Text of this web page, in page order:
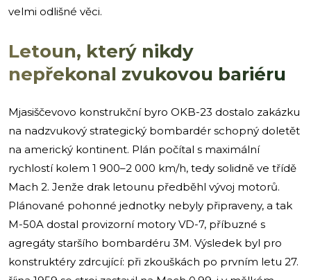
velmi odlišné věci.
Letoun, který nikdy
nepřekonal zvukovou bariéru
Mjasiščevovo konstrukční byro OKB-23 dostalo zakázku
na nadzvukový strategický bombardér schopný doletět
na americký kontinent. Plán počítal s maximální
rychlostí kolem 1 900–2 000 km/h, tedy solidně ve třídě
Mach 2. Jenže drak letounu předběhl vývoj motorů.
Plánované pohonné jednotky nebyly připraveny, a tak
M-50A dostal provizorní motory VD-7, příbuzné s
agregáty staršího bombardéru 3M. Výsledek byl pro
konstruktéry zdrcující: při zkouškách po prvním letu 27.